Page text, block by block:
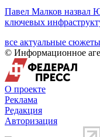
Павел Малков назвал
ключевых
все актуальные сюжеты
© Информационное
О проекте
Реклама
Редакция
Авторизация